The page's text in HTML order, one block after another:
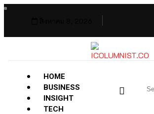
HOME
BUSINESS
INSIGHT
TECH